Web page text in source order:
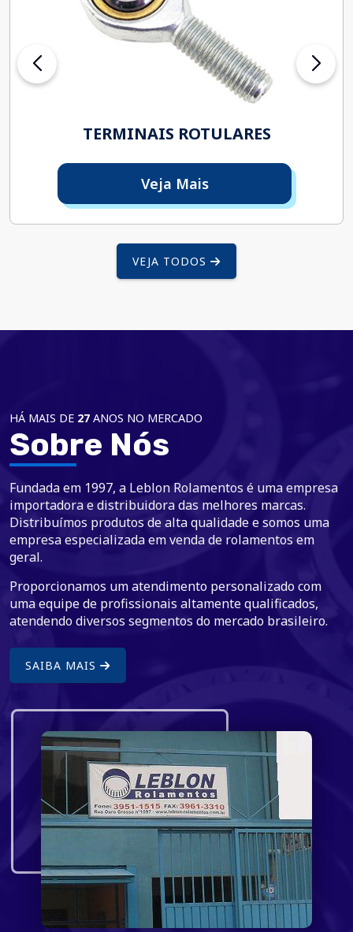
TERMINAIS ROTULARES
Veja Mais
VEJA TODOS
HÁ MAIS DE 27 ANOS NO MERCADO
Sobre Nós
Fundada em 1997, a Leblon Rolamentos é uma empresa
importadora e distribuidora das melhores marcas.
Distribuímos produtos de alta qualidade e somos uma
empresa especializada em venda de rolamentos em
geral.
Proporcionamos um atendimento personalizado com
uma equipe de profissionais altamente qualificados,
atendendo diversos segmentos do mercado brasileiro.
SAIBA MAIS